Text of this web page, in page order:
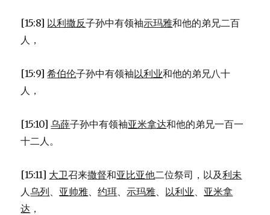
[15:8] 以利撒反子孙中有领袖示玛雅和他的弟兄二百
人，
[15:9]希伯伦子孙中有领袖以利业和他的弟兄八十
人，
[15:10]乌薛子孙中有领袖亚米拿达和他的弟兄一百一
十二人。
[15:11] 大卫召来撒督和亚比亚他二位祭司，以及利未
人乌列、 亚帅雅、约珥、示玛雅、 以利业、 亚米拿
达 ，